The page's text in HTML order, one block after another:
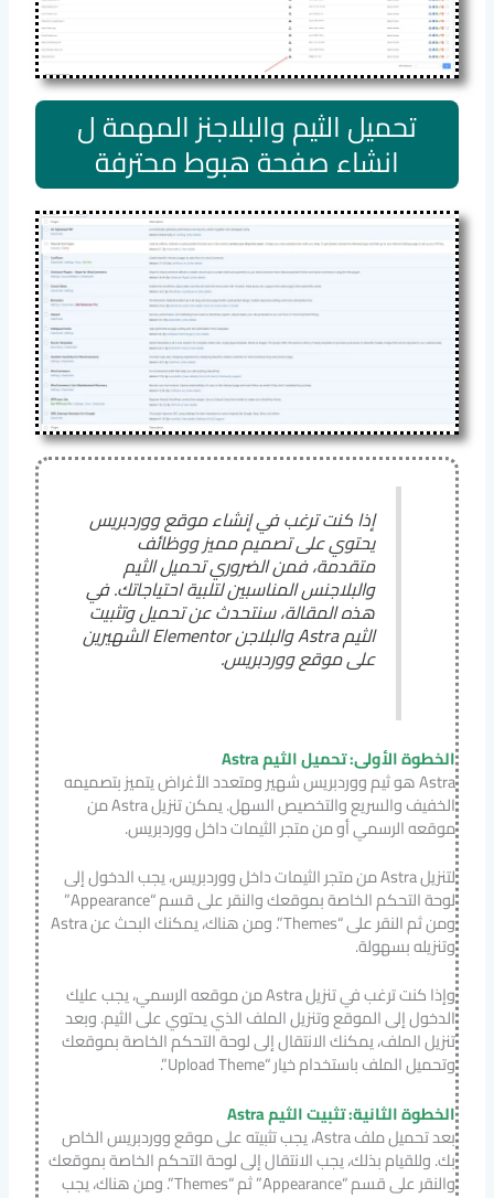
تحميل الثيم والبلاجنز المهمة ل
انشاء صفحة هبوط محترفة
إذا كنت ترغب في إنشاء موقع ووردبريس
يحتوي على تصميم مميز ووظائف
متقدمة، فمن الضروري تحميل الثيم
والبلاجنس المناسبين لتلبية احتياجاتك. في
هذه المقالة، سنتحدث عن تحميل وتثبيت
الثيم Astra والبلاجن Elementor الشهيرين
على موقع ووردبريس.
الخطوة الأولى: تحميل الثيم Astra
Astra هو ثيم ووردبريس شهير ومتعدد الأغراض يتميز بتصميمه
الخفيف والسريع والتخصيص السهل. يمكن تنزيل Astra من
موقعه الرسمي أو من متجر الثيمات داخل ووردبريس.
لتنزيل Astra من متجر الثيمات داخل ووردبريس، يجب الدخول إلى
لوحة التحكم الخاصة بموقعك والنقر على قسم “Appearance”
ومن ثم النقر على “Themes”. ومن هناك، يمكنك البحث عن Astra
وتنزيله بسهولة.
وإذا كنت ترغب في تنزيل Astra من موقعه الرسمي، يجب عليك
الدخول إلى الموقع وتنزيل الملف الذي يحتوي على الثيم. وبعد
تنزيل الملف، يمكنك الانتقال إلى لوحة التحكم الخاصة بموقعك
وتحميل الملف باستخدام خيار “Upload Theme”.
الخطوة الثانية: تثبيت الثيم Astra
بعد تحميل ملف Astra، يجب تثبيته على موقع ووردبريس الخاص
بك. وللقيام بذلك، يجب الانتقال إلى لوحة التحكم الخاصة بموقعك
والنقر على قسم “Appearance” ثم “Themes”. ومن هناك، يجب